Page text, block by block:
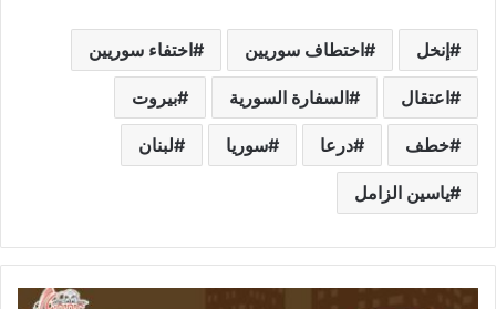
إنخل اختطاف سوريين اختفاء سوريين
اعتقال السفارة السورية بيروت
خطف درعا سوريا لبنان
ياسين الزامل